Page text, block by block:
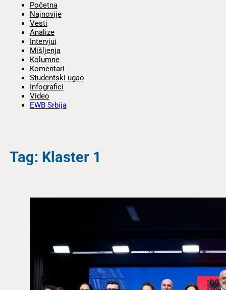
Početna
Najnovije
Vesti
Analize
Intervjui
Mišljenja
Kolumne
Komentari
Studentski ugao
Infografici
Video
EWB Srbija
Tag: Klaster 1